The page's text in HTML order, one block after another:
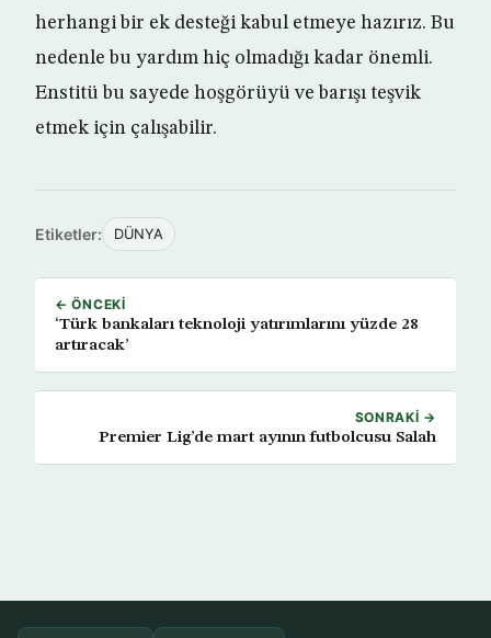
herhangi bir ek desteği kabul etmeye hazırız. Bu
nedenle bu yardım hiç olmadığı kadar önemli.
Enstitü bu sayede hoşgörüyü ve barışı teşvik
etmek için çalışabilir.
Etiketler: DÜNYA
← ÖNCEKI
‘Türk bankaları teknoloji yatırımlarını yüzde 28
artıracak’
SONRAKI →
Premier Lig’de mart ayının futbolcusu Salah